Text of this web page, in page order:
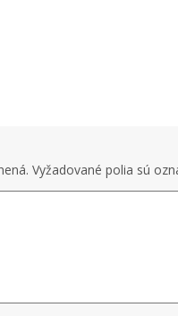
Vyžadované polia sú